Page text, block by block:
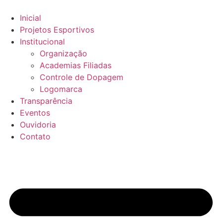
Inicial
Projetos Esportivos
Institucional
Organização
Academias Filiadas
Controle de Dopagem
Logomarca
Transparência
Eventos
Ouvidoria
Contato